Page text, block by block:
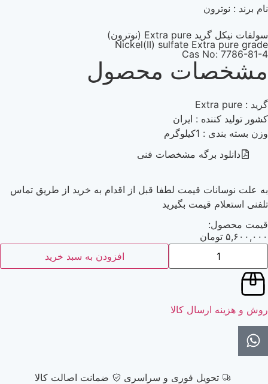
نام برند : نوترون
سولفات نیکل گرید Extra pure (نوترون)
Nickel(II) sulfate Extra pure grade
Cas No: 7786-81-4
مشخصات محصول
گرید : Extra pure
کشور تولید کننده : ایران
وزن بسته بندی : 1کیلوگرم
دانلود برگه مشخصات فنی
به علت نوسانات قیمت لطفا قبل از اقدام به خرید از طریق تماس
تلفنی استعلام قیمت بگیرید
قیمت محصول:
۵,۶۰۰,۰۰۰ تومان
افزودن به سبد خرید
روش و هزینه ارسال کالا
تحویل فوری و سراسری ضمانت اصالت کالا